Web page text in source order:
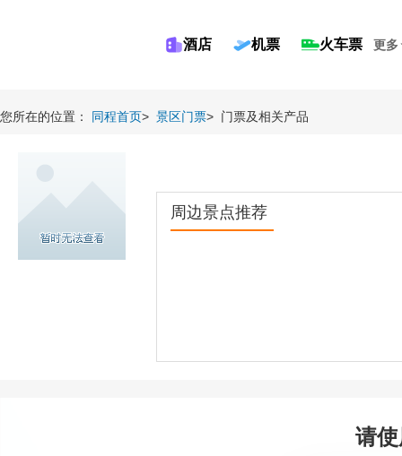
酒店 机票 火车票 更多
您所在的位置： 同程首页> 景区门票> 门票及相关产品
周边景点推荐
请